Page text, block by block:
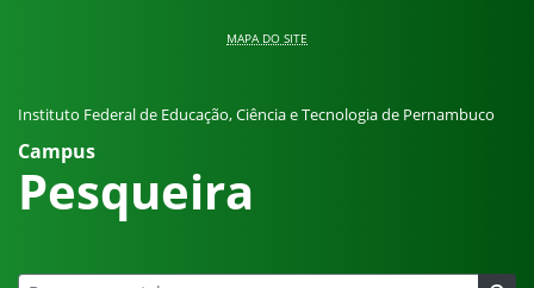
MAPA DO SITE
Instituto Federal de Educação, Ciência e Tecnologia de Pernambuco
Campus
Pesqueira